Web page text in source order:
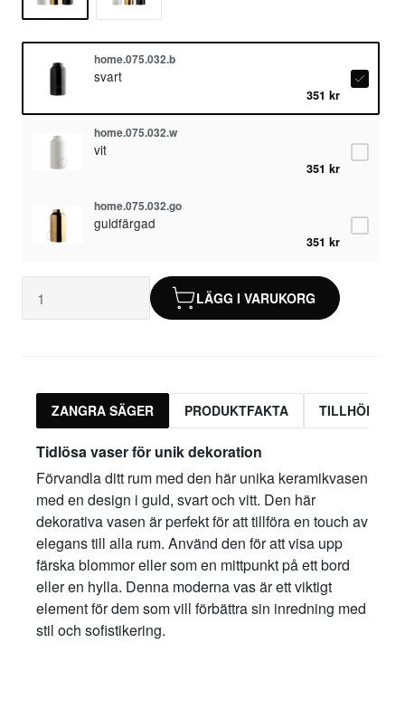
home.075.032.b
svart
351 kr
home.075.032.w
vit
351 kr
home.075.032.go
guldfärgad
351 kr
LÄGG I VARUKORG
ZANGRA SÄGER PRODUKTFAKTA
Tidlösa vaser för unik dekoration
Förvandla ditt rum med den här unika keramikvasen
med en design i guld, svart och vitt. Den här
dekorativa vasen är perfekt för att tillföra en touch av
elegans till alla rum. Använd den för att visa upp
färska blommor eller som en mittpunkt på ett bord
eller en hylla. Denna moderna vas är ett viktigt
element för dem som vill förbättra sin inredning med
stil och sofistikering.